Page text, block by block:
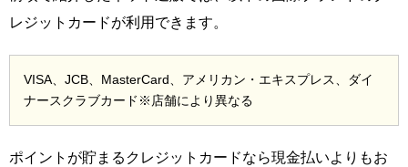
レジットカードが利用できます。
VISA、JCB、MasterCard、アメリカン・エキスプレス、ダイ
ナースクラブカード※店舗により異なる
ポイントが貯まるクレジットカードなら現金払いよりもお